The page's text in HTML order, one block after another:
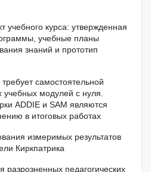
учебного курса: утвержденная
учебные планы
знаний и прототип
самостоятельной
учебных модулей с нуля.
ADDIE и SAM являются
в итоговых работах
измеримых результатов
Киркпатрика
разрозненных педагогических